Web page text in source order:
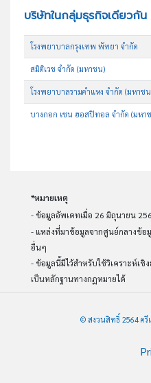
บริษัทในกลุ่มธุรกิจเดียวกัน
โรงพยาบาลกรุงเทพ พัทยา จำกัด
สมิติเวช จำกัด (มหาชน)
โรงพยาบาลรามคำแหง จำกัด (มหาช
บางกอก เชน ฮอสปิทอล จำกัด (มหา
*หมายเหตุ
- ข้อมูลอัพเดทเมื่อ 26 มิถุนายน
- แหล่งที่มาข้อมูลจากศูนย์กลางข้อ
อื่นๆ
- ข้อมูลนี้มีไว้สำหรับใช้วิเคราะห์เชิ
เป็นหลักฐานทางกฏหมายได้
© สงวนสิทธิ์ 2564 ครี